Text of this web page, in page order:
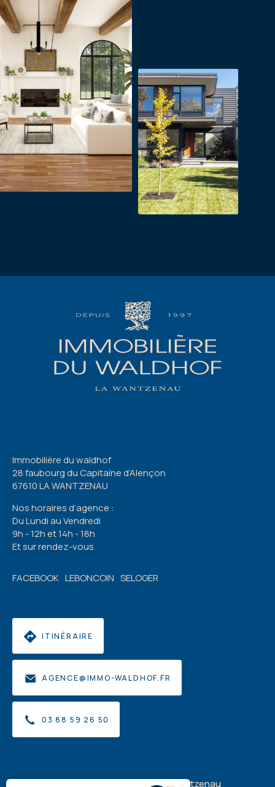
Immobilière du waldhof
28 faubourg du Capitaine d’Alençon
67610 LA WANTZENAU
Nos horaires d’agence :
Du Lundi au Vendredi
9h - 12h et 14h - 18h
Et sur rendez-vous
FACEBOOK LEBONCOIN SELOGER
ITINÉRAIRE
AGENCE@IMMO-WALDHOF.FR
03 88 59 26 50
Acheter-Louer à La Wantzenau